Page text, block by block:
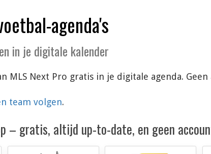
agenda's
in je digitale kalender
MLS Next Pro gratis in je digitale agenda.
team volgen.
– gratis, altijd up-to-date, en geen